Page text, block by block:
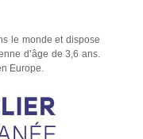
le monde et dispose
d’âge de 3,6 ans.
Europe.